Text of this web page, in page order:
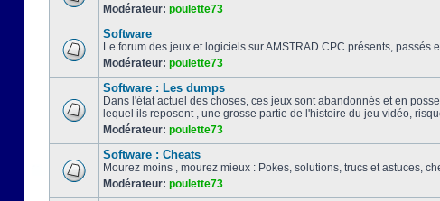
Modérateur: poulette73
Software
Le forum des jeux et logiciels sur AMSTRAD CPC présents, passés
Modérateur: poulette73
Software : Les dumps
Dans l'état actuel des choses, ces jeux sont abandonnés et en
lequel ils reposent , une grosse partie de l'histoire du jeu vidéo,
Modérateur: poulette73
Software : Cheats
Mourez moins , mourez mieux : Pokes, solutions, trucs et astuces,
Modérateur: poulette73